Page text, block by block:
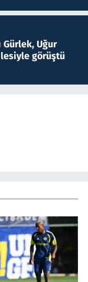
Gürlek, Uğur
görüştü